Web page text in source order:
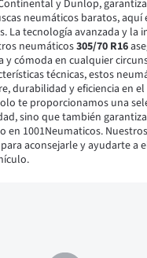
y Dunlop,
neumáticos baratos, aquí
La tecnología avanzada y la
neumáticos305/70 R16
y cómoda en cualquier
técnicas, estos
durabilidad y eficiencia en
te proporcionamos una
sino que también
en 1001Neumaticos.
aconsejarle y ayudarte a